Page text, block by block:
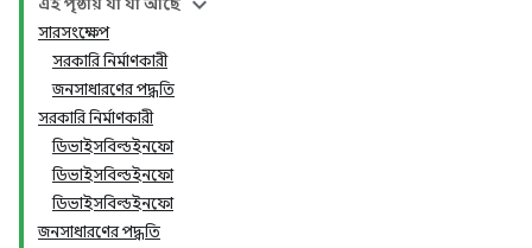
এই পৃষ্ঠায় যা যা আছে
সারসংক্ষেপ
সরকারি নির্মাণকারী
জনসাধারণের পদ্ধতি
সরকারি নির্মাণকারী
ডিভাইসবিল্ডইনফো
ডিভাইসবিল্ডইনফো
ডিভাইসবিল্ডইনফো
জনসাধারণের পদ্ধতি